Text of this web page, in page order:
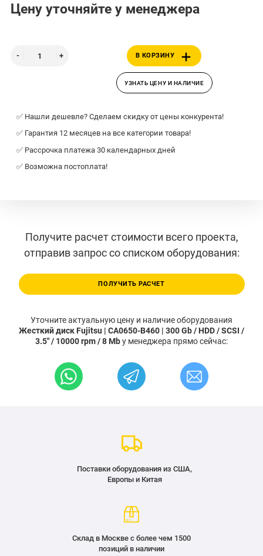
Цену уточняйте у менеджера
В КОРЗИНУ
УЗНАТЬ ЦЕНУ И НАЛИЧИЕ
✅ Нашли дешевле? Сделаем скидку от цены конкурента!
✅ Гарантия 12 месяцев на все категории товара!
✅ Рассрочка платежа 30 календарных дней
✅ Возможна постоплата!
Получите расчет стоимости всего проекта,
отправив запрос со списком оборудования:
ПОЛУЧИТЬ РАСЧЕТ
Уточните актуальную цену и наличие оборудования
Жесткий диск Fujitsu | CA0650-B460 | 300 Gb / HDD / SCSI /
3.5" / 10000 rpm / 8 Mbу менеджера прямо сейчас:
Поставки оборудования из США,
Европы и Китая
Склад в Москве с более чем 1500
позиций в наличии